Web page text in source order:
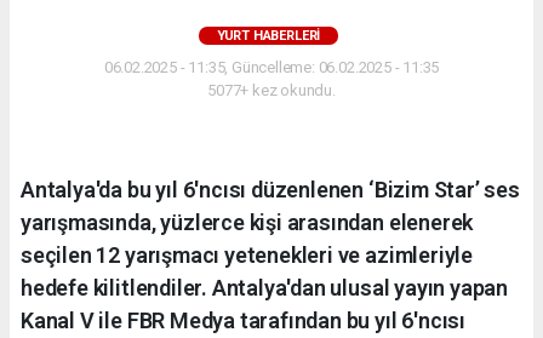
YURT HABERLERİ
06.02.2025 - 11:35, Güncelleme: 06.02.2025 - 11:35
5077+ kez okundu.
Antalya'da bu yıl 6'ncısı düzenlenen ‘Bizim Star’ ses
yarışmasında, yüzlerce kişi arasından elenerek
seçilen 12 yarışmacı yetenekleri ve azimleriyle
hedefe kilitlendiler. Antalya'dan ulusal yayın yapan
Kanal V ile FBR Medya tarafından bu yıl 6'ncısı